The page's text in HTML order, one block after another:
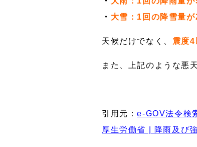
・ 大雪：1回の降雪量
天候だけでなく、 震度4
また、上記のような悪
引用元：e-GOV法令検
厚生労働省 | 降雨及び